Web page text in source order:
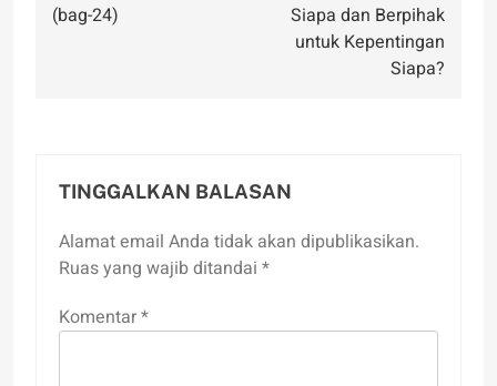
(bag-24)
Siapa dan Berpihak
untuk Kepentingan
Siapa?
TINGGALKAN BALASAN
Alamat email Anda tidak akan dipublikasikan.
Ruas yang wajib ditandai *
Komentar*